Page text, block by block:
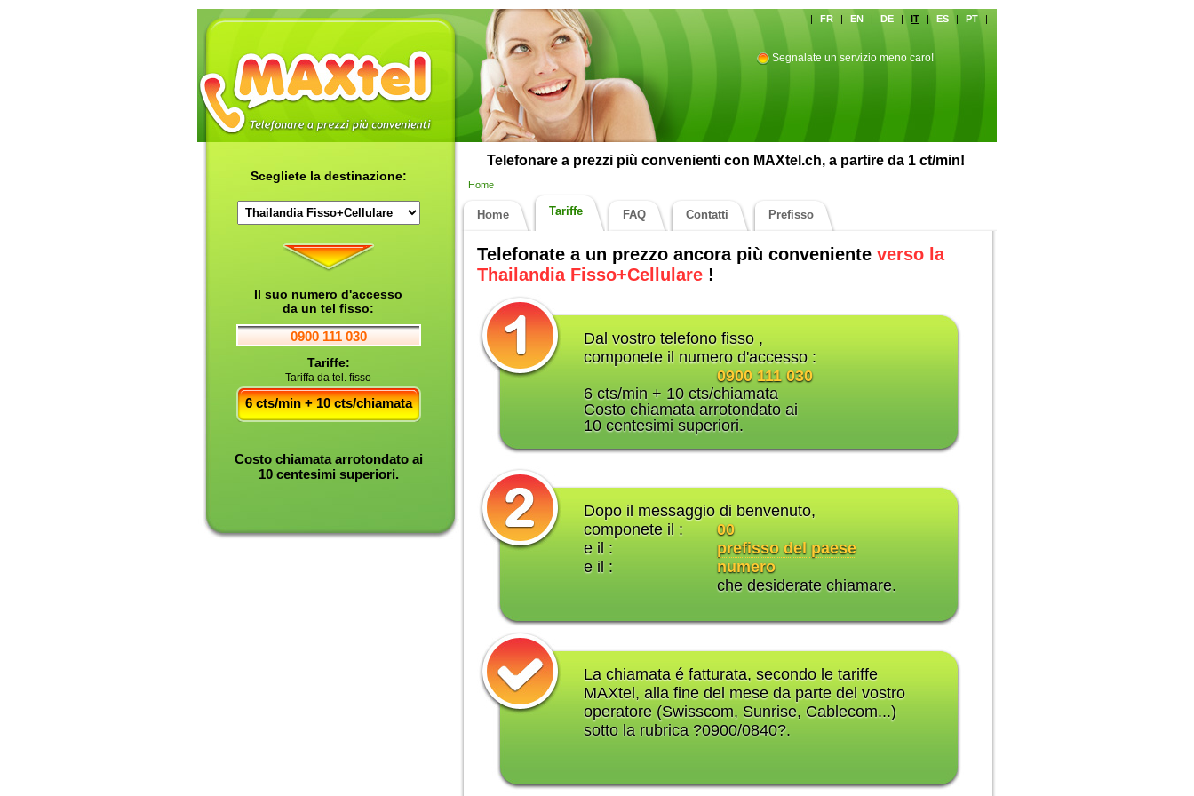
| FR | EN | DE | IT | ES | PT |
Segnalate un servizio meno caro!
Scegliete la destinazione:
Il suo numero d'accesso
da un tel fisso:
0900 111 030
Tariffe:
Tariffa da tel. fisso
6 cts/min + 10 cts/chiamata
Costo chiamata arrotondato ai
10 centesimi superiori.
Telefonare a prezzi più convenienti con MAXtel.ch, a partire da 1 ct/min!
Home
Home Tariffe FAQ Contatti Prefisso
Telefonate a un prezzo ancora più conveniente verso la
Thailandia Fisso+Cellulare !
Dal vostro telefono fisso ,
componete il numero d'accesso :
0900 111 030
6 cts/min + 10 cts/chiamata
Costo chiamata arrotondato ai
10 centesimi superiori.
Dopo il messaggio di benvenuto,
componete il :
00
e il :
prefisso del paese
e il :
numero
che desiderate chiamare.
La chiamata é fatturata, secondo le tariffe
MAXtel, alla fine del mese da parte del vostro
operatore (Swisscom, Sunrise, Cablecom...)
sotto la rubrica ?0900/0840?.